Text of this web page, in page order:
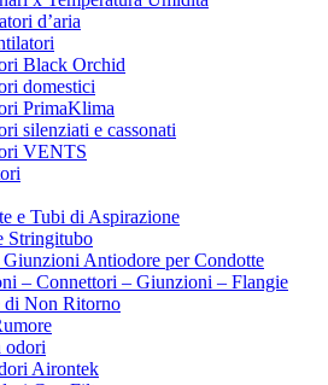
d’aria
Black Orchid
domestici
PrimaKlima
silenziati e cassonati
VENTS
e Tubi di Aspirazione
Stringitubo
Antiodore per Condotte
– Connettori – Giunzioni – Flangie
di Non Ritorno
odori
Airontek